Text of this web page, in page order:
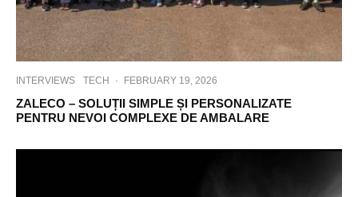
INTERVIEWS TECH · FEBRUARY 19, 2026
ZALECO – SOLUȚII SIMPLE ȘI PERSONALIZATE
PENTRU NEVOI COMPLEXE DE AMBALARE